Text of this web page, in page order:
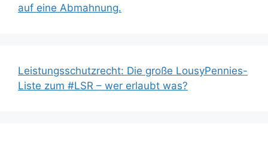
auf eine Abmahnung.
Leistungsschutzrecht: Die große LousyPennies-
Liste zum #LSR – wer erlaubt was?